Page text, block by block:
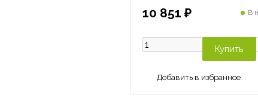
10 851 ₽ В
Купить